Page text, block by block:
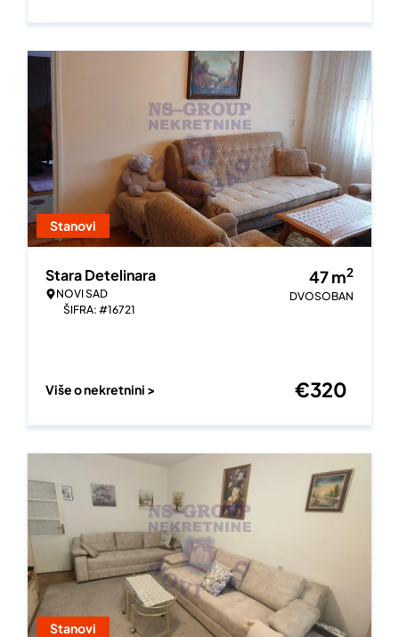
Stanovi
Stara Detelinara
NOVI SAD
ŠIFRA: #16721
47m2
DVOSOBAN
Više o nekretnini > €320
Stanovi